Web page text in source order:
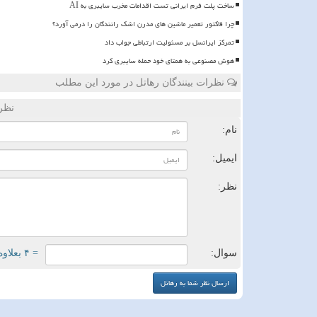
ساخت پلت فرم ایرانی تست اقدامات مخرب سایبری به AI
چرا فاکتور تعمیر ماشین های مدرن اشک رانندگان را درمی آورد؟
تمرکز ایرانسل بر مسئولیت ارتباطی جواب داد
هوش مصنوعی به همتای خود حمله سایبری کرد
نظرات بینندگان رهاتل در مورد این مطلب
نام:
ایمیل:
نظر:
سوال: = ۴ بعلاوه ۱